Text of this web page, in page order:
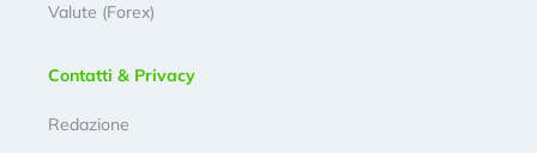
Valute (Forex)
Contatti & Privacy
Redazione